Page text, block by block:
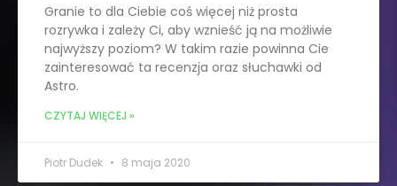
Granie to dla Ciebie coś więcej niż prosta
rozrywka i zależy Ci, aby wznieść ją na możliwie
najwyższy poziom? W takim razie powinna Cie
zainteresować ta recenzja oraz słuchawki od
Astro.
CZYTAJ WIĘCEJ »
Piotr Dudek 8 maja 2020